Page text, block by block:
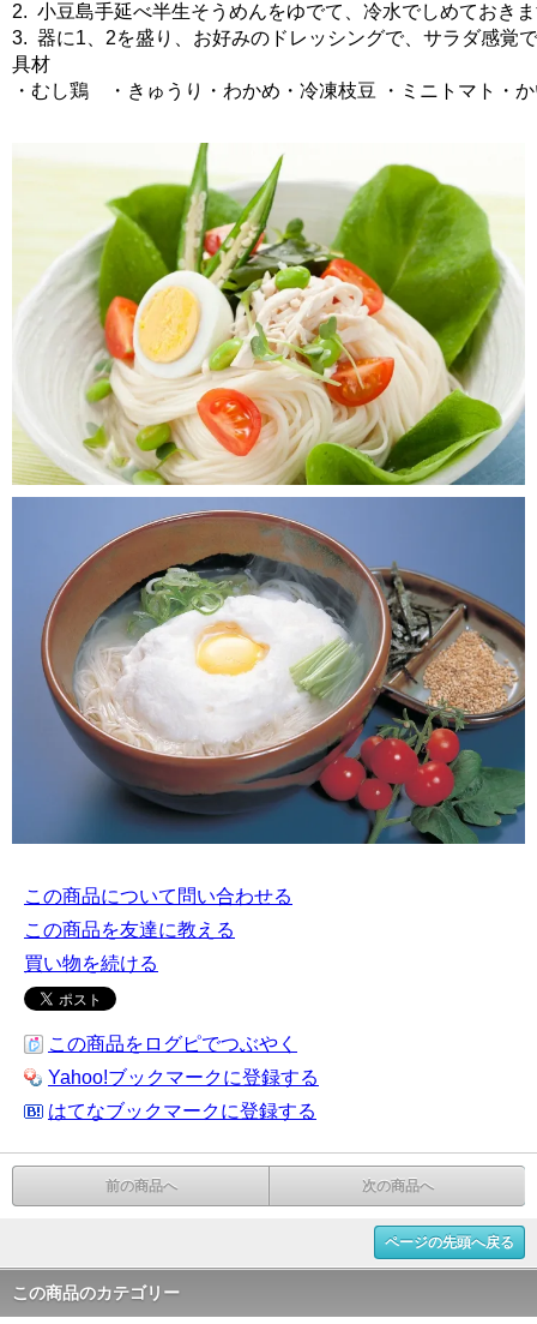
2. 小豆島手延べ半生そうめんをゆでて、冷水でしめておき
3. 器に1、2を盛り、お好みのドレッシングで、サラダ感覚
具材
・むし鶏 ・きゅうり・わかめ・冷凍枝豆 ・ミニトマト・
この商品について問い合わせる
この商品を友達に教える
買い物を続ける
この商品をログピでつぶやく
Yahoo!ブックマークに登録する
はてなブックマークに登録する
前の商品へ 次の商品へ
ページの先頭へ戻る
この商品のカテゴリー